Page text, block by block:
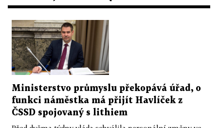
Ministerstvo průmyslu překopává úřad, o
funkci náměstka má přijít Havlíček z
ČSSD spojovaný s lithiem